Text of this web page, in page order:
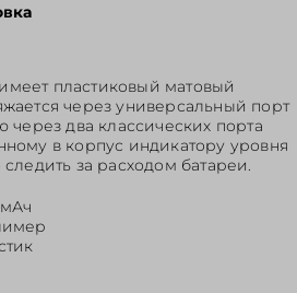
пластиковый матовый
через универсальный порт
через два классических порта
в корпус индикатору уровня
за расходом батареи.